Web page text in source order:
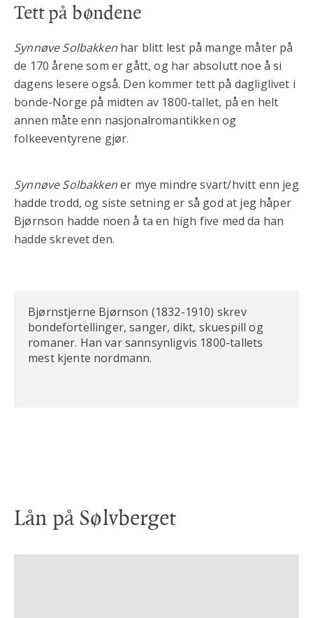
Tett på bøndene
Synnøve Solbakkenhar blitt lest på mange måter på
de 170 årene som er gått, og har absolutt noe å si
dagens lesere også. Den kommer tett på dagliglivet i
bonde-Norge på midten av 1800-tallet, på en helt
annen måte enn nasjonalromantikken og
folkeeventyrene gjør.
Synnøve Solbakkener mye mindre svart/hvitt enn jeg
hadde trodd, og siste setning er så god at jeg håper
Bjørnson hadde noen å ta en high five med da han
hadde skrevet den.
Bjørnstjerne Bjørnson (1832-1910) skrev
bondefortellinger, sanger, dikt, skuespill og
romaner. Han var sannsynligvis 1800-tallets
mest kjente nordmann.
Lån på Sølvberget